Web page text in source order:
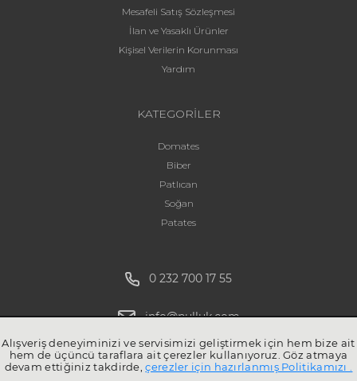
Mesafeli Satış Sözleşmesi
İlan ve Yasaklı Ürünler
Kişisel Verilerin Korunması
Yardım
KATEGORİLER
Domates
Biber
Patlıcan
Soğan
Patates
0 232 700 17 55
info@pulluk.com
Alışveriş deneyiminizi ve servisimizi geliştirmek için hem bize ait
hem de üçüncü taraflara ait çerezler kullanıyoruz. Göz atmaya
devam ettiğiniz takdirde,çerezler için hazırlanmış Politikamızı .